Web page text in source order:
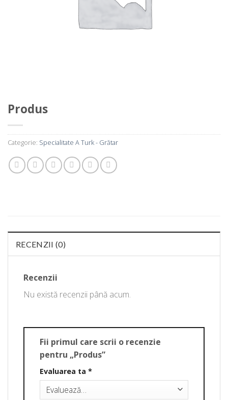
Produs
Categorie: Specialitate A Turk - Grătar
RECENZII (0)
Recenzii
Nu există recenzii până acum.
Fii primul care scrii o recenzie
pentru „Produs”
Evaluarea ta *